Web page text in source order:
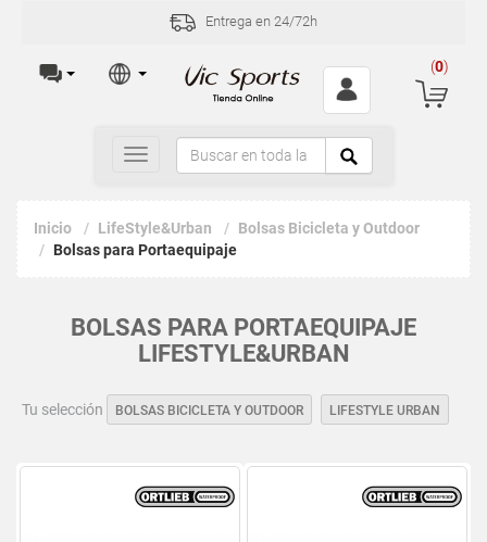
Entrega en 24/72h
(0)
Toggle
navigation
Inicio LifeStyle&Urban
Bolsas Bicicleta y Outdoor
Bolsas para Portaequipaje
BOLSAS PARA PORTAEQUIPAJE
LIFESTYLE&URBAN
Tu selección BOLSAS BICICLETA Y OUTDOOR LIFESTYLE URBAN